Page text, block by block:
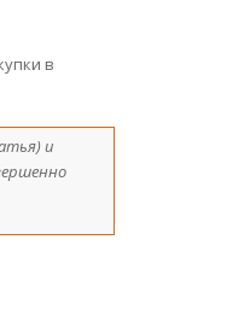
в
и